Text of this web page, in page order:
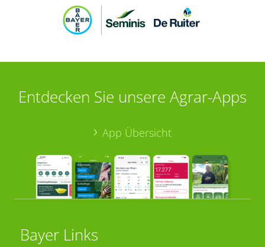
Entdecken Sie unsere Agrar-Apps
App Übersicht
Bayer Links